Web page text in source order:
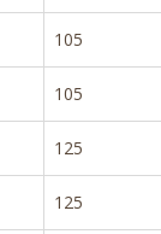
105
105
125
125